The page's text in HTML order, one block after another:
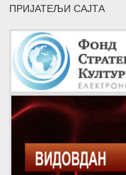
ПРИЈАТЕЉИ САЈТА